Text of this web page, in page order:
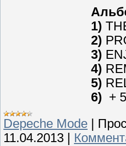
1)
2)
3)
4)
5)
6) +
Depeche Mode |
11.04.2013 |